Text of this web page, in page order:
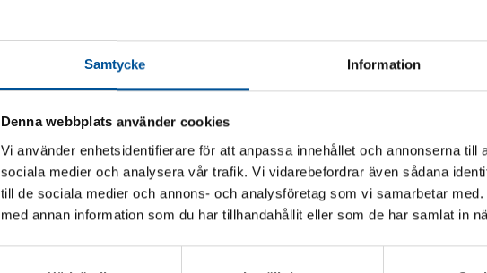
Samtycke Information
Denna webbplats använder cookies
Vi använder enhetsidentifierare för att anpassa innehållet och annonserna till
sociala medier och analysera vår trafik. Vi vidarebefordrar även sådana
till de sociala medier och annons- och analysföretag som vi samarbetar
med annan information som du har tillhandahållit eller som de har samlat in
LÄS MER ▸